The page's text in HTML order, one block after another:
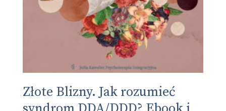
Złote Blizny. Jak rozumieć